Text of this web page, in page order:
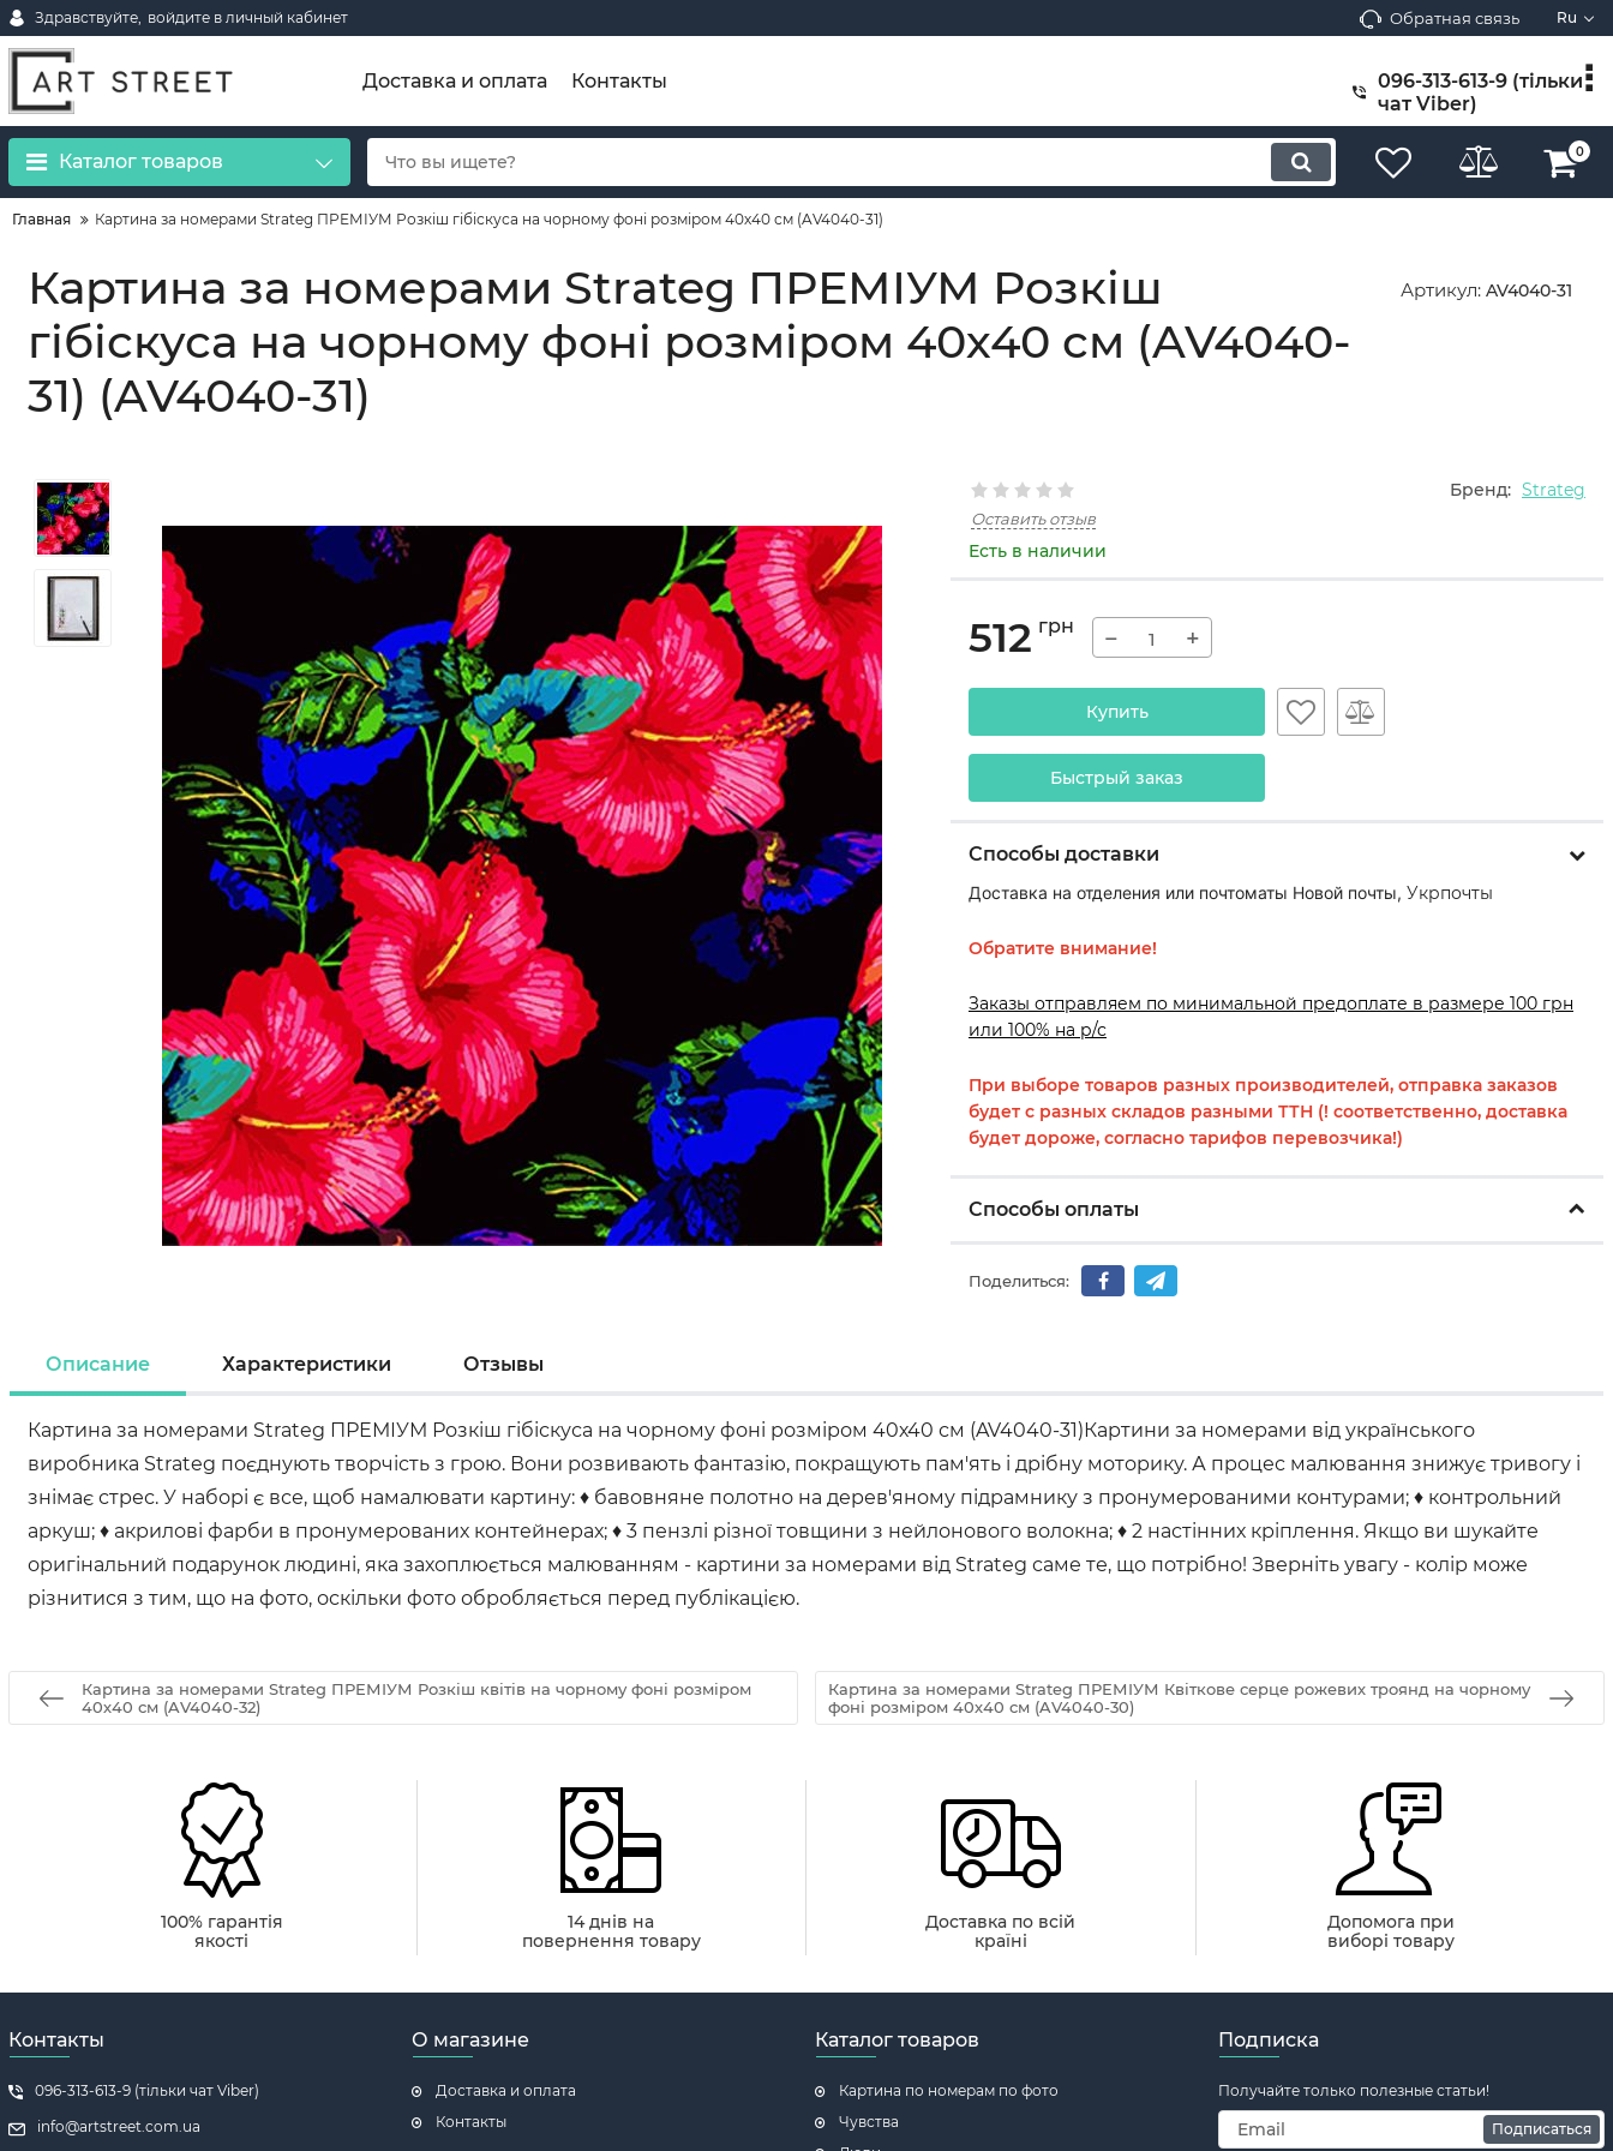
Здравствуйте, войдите в личный кабинет Обратная связь Ru
Доставка и оплата Контакты
096-313-613-9 (тільки
чат Viber)
Каталог товаров 0
Главная Картина за номерами Strateg ПРЕМІУМ Розкіш гібіскуса на чорному фоні розміром 40х40 см (AV4040-31)
Картина за номерами Strateg ПРЕМІУМ Розкіш
гібіскуса на чорному фоні розміром 40х40 см (AV4040-
31) (AV4040-31)
Артикул: AV4040-31
Бренд: Strateg
Оставить отзыв
Есть в наличии
512 грн − +
Купить
Быстрый заказ
Способы доставки
Доставка на отделения или почтоматы Новой почты, Укрпочты
Обратите внимание!
Заказы отправляем по минимальной предоплате в размере 100 грн
или 100% на р/с
При выборе товаров разных производителей, отправка заказов
будет с разных складов разными ТТН (! соответственно, доставка
будет дороже, согласно тарифов перевозчика!)
Способы оплаты
Поделиться:
Описание Характеристики Отзывы
Картина за номерами Strateg ПРЕМІУМ Розкіш гібіскуса на чорному фоні розміром 40х40 см (AV4040-31)Картини за номерами від українського
виробника Strateg поєднують творчість з грою. Вони розвивають фантазію, покращують пам'ять і дрібну моторику. А процес малювання знижує тривогу і
знімає стрес. У наборі є все, щоб намалювати картину: ♦ бавовняне полотно на дерев'яному підрамнику з пронумерованими контурами; ♦ контрольний
аркуш; ♦ акрилові фарби в пронумерованих контейнерах; ♦ 3 пензлі різної товщини з нейлонового волокна; ♦ 2 настінних кріплення. Якщо ви шукайте
оригінальний подарунок людині, яка захоплюється малюванням - картини за номерами від Strateg саме те, що потрібно! Зверніть увагу - колір може
різнитися з тим, що на фото, оскільки фото обробляється перед публікацією.
Картина за номерами Strateg ПРЕМІУМ Розкіш квітів на чорному фоні розміром
40х40 см (AV4040-32)
Картина за номерами Strateg ПРЕМІУМ Квіткове серце рожевих троянд на чорному
фоні розміром 40х40 см (AV4040-30)
100% гарантія
якості
14 днів на
повернення товару
Доставка по всій
країні
Допомога при
виборі товару
Контакты
096-313-613-9 (тільки чат Viber)
info@artstreet.com.ua
О магазине
Доставка и оплата
Контакты
Каталог товаров
Картина по номерам по фото
Чувства
Подписка
Получайте только полезные статьи!
Подписаться